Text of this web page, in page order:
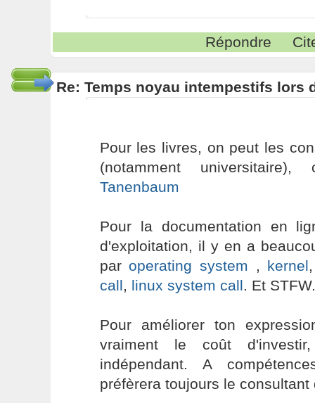
Répondre
Re: Temps noyau intempestifs lors
Pour les livres, on peut les
(notamment
Tanenbaum
Pour la documentation en
d'exploitation, il y en a
paroperating system , kernel
call, linux system call. Et STFW.
Pour améliorer ton
vraiment le coût
indépendant. A
préfèrera toujours le